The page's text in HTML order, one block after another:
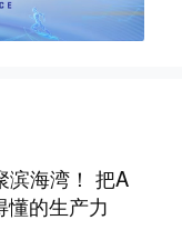
滨海湾！ 把A
懂的生产力